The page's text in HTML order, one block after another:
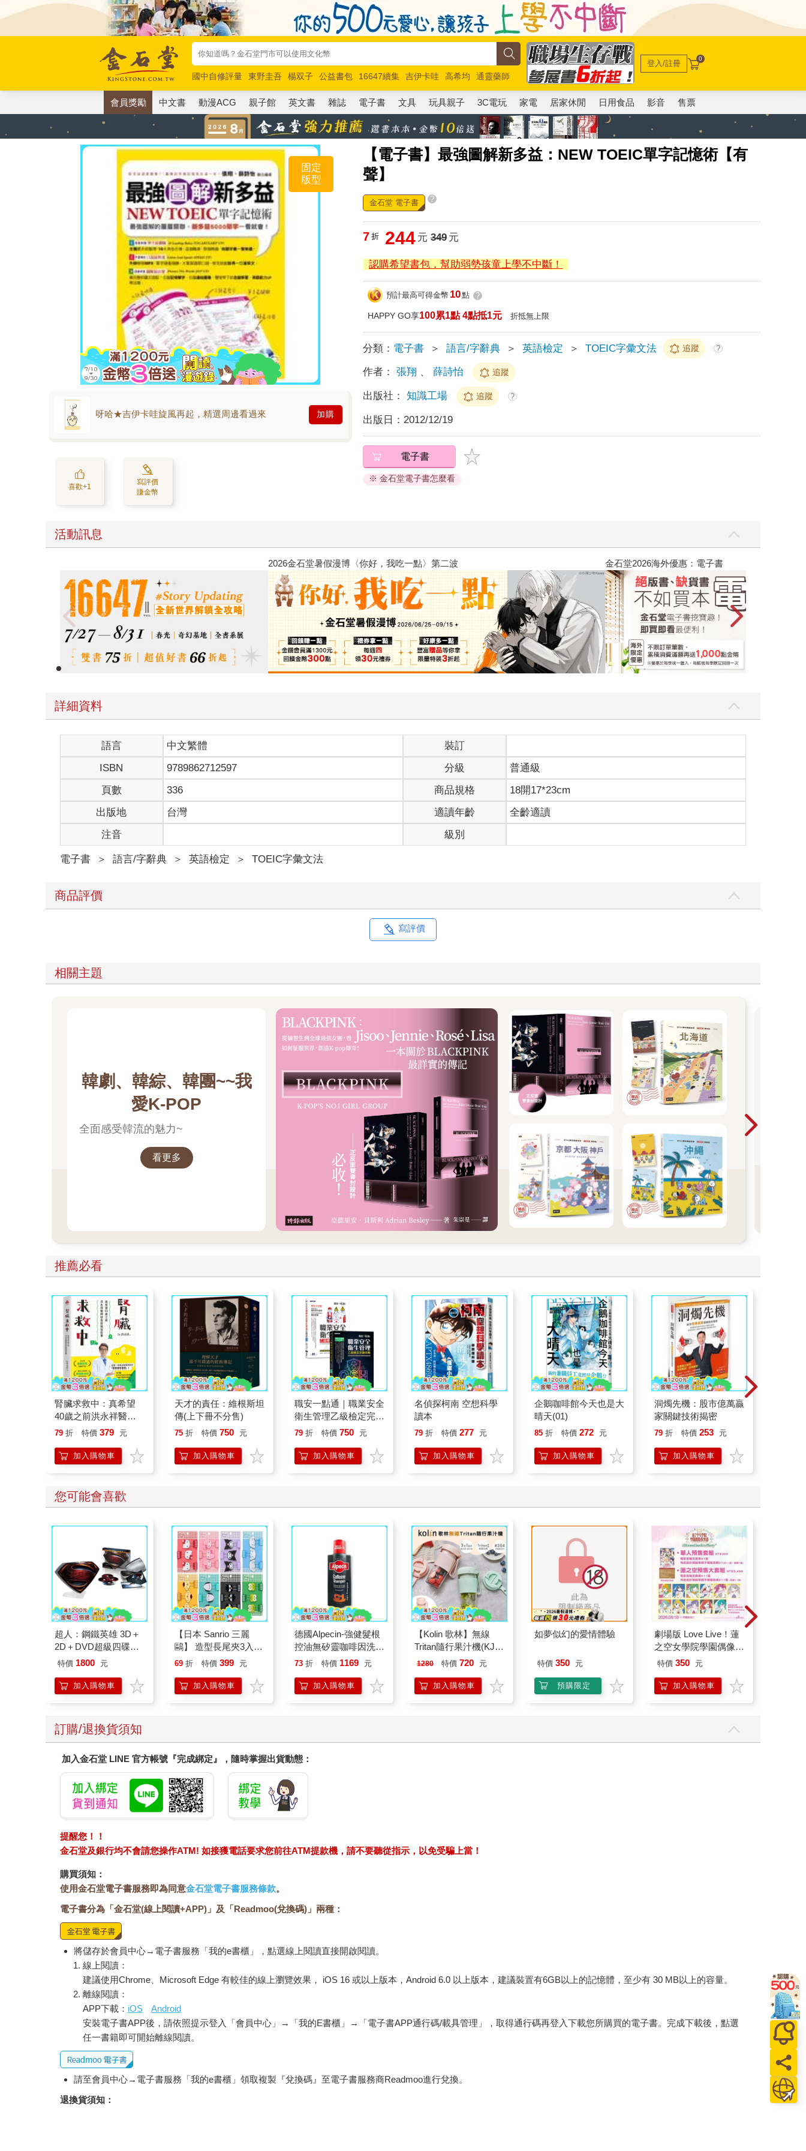
國中自修評量 東野圭吾 楊双子 公益書包 16647續集 吉伊卡哇 高希均
通靈藥師
唯紅花綻放
奧德賽 路邊攤新作 馬斯克 玩具總動員5 超慢跑
登入/註冊 0
會員獎勵 中文書 動漫ACG 親子館 英文書 雜誌 電子書 文具 玩具親子 3C電玩 家電 居家休閒 日用食品 影音 售票
【電子書】最強圖解新多益：NEW TOEIC單字記憶術【有
聲】
固定
版型
呀哈★吉伊卡哇旋風再起，精選周邊看過來 加購
喜歡+1
寫評價
賺金幣
金石堂 電子書 ?
7 折 244 元 349元
認購希望書包，幫助弱勢孩童上學不中斷！
預計最高可得金幣 10點 ?
HAPPY GO享100累1點 4點抵1元 折抵無上限
分類： 電子書 ＞ 語言/字辭典 ＞ 英語檢定 ＞ TOEIC字彙文法 追蹤 ?
作者： 張翔 、薛詩怡 追蹤
出版社： 知識工場 追蹤 ?
出版日： 2012/12/19
電子書
※ 金石堂電子書怎麼看
活動訊息
2026金石堂暑假漫博〈你好，我吃一點〉第二波
詳細資料
語言 中文繁體
裝訂
ISBN
9789862712597 分級
普通級
頁數
336 商品規格
18開17*23cm
出版地
台灣 適讀年齡
全齡適讀
注音
級別
電子書 ＞ 語言/字辭典 ＞ 英語檢定 ＞ TOEIC字彙文法
商品評價
寫評價
相關主題
韓劇、韓綜、韓團~~我
愛K-POP
全面感受韓流的魅力~
看更多
推薦必看
腎臟求救中：真希望
40歲之前洪永祥醫師
就告訴我這些事
79 折 特價 379 元
加入購物車
天才的責任：維根斯坦
傳(上下冊不分售)
75 折 特價 750 元
加入購物車
職安一點通｜職業安全
衛生管理乙級檢定完勝
攻略｜2026版(套書)
79 折 特價 750 元
加入購物車
名偵探柯南 空想科學
讀本
79 折 特價 277 元
加入購物車
企鵝咖啡館今天也是大
晴天(01)
85 折 特價 272 元
加入購物車
洞燭先機：股市億萬贏
家關鍵技術揭密
79 折 特價 253 元
加入購物車
您可能會喜歡
超人：鋼鐵英雄 3D＋
2D＋DVD超級四碟鐵
盒版 BD
特價 1800 元
加入購物車
【日本 Sanrio 三麗
鷗】 造型長尾夾3入組
(8款可選) 凱蒂貓 Hello
企鵝
69 折 特價 399 元
加入購物車
德國Alpecin-強健髮根
控油無矽靈咖啡因洗髮
凝露375ml/瓶-C1強健
調理頭皮洗髮液/0矽靈
滋潤洗頭髮水/一般髮
73 折 特價 1169 元
加入購物車
【Kolin 歌林】無線
Tritan隨行果汁機(KJE-
MN502)
1280 特價 720 元
加入購物車
如夢似幻的愛情體驗
特價 350 元
預購限定
劇場版 Love Live！蓮
之空女學院學園偶像俱
樂部 Bloom Garden
特價 350 元
加入購物車
訂購/退換貨須知
加入金石堂 LINE 官方帳號『完成綁定』，隨時掌握出貨動態：
提醒您！！
金石堂及銀行均不會請您操作ATM! 如接獲電話要求您前往ATM提款機，請不要聽從指示，以免受騙上當！
購買須知：
使用金石堂電子書服務即為同意金石堂電子書服務條款。
電子書分為「金石堂(線上閱讀+APP)」及「Readmoo(兌換碼)」兩種：
將儲存於會員中心→電子書服務「我的e書櫃」，點選線上閱讀直接開啟閱讀。
線上閱讀：
建議使用Chrome、Microsoft Edge 有較佳的線上瀏覽效果， iOS 16 或以上版本，Android 6.0 以上版本，建議裝置有6GB以上的記憶體，至少有 30 MB以上的容量。
離線閱讀：
APP下載： iOS
Android
安裝電子書APP後，請依照提示登入「會員中心」→「我的E書櫃」→「電子書APP通行碼/載具管理」，取得通行碼再登入下載您所購買的電子書。完成下載後，點選
任一書籍即可開始離線閱讀。
請至會員中心→電子書服務「我的e書櫃」領取複製『兌換碼』至電子書服務商Readmoo進行兌換。
退換貨須知：